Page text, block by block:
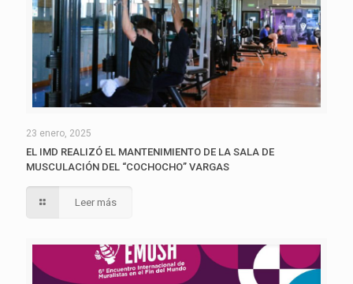
23 enero, 2025
EL IMD REALIZÓ EL MANTENIMIENTO DE LA SALA DE
MUSCULACIÓN DEL “COCHOCHO” VARGAS
Leer más